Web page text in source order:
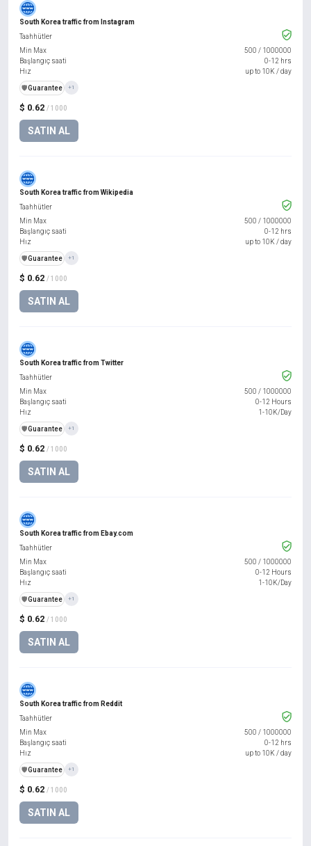
South Korea traffic from Instagram
$ 0.62 / 1000
SATIN AL
Taahhütler
Min Max
500 / 1000000
Başlangıç saati
0-12 hrs
Hız
up to 10K / day
️🛡️Guarantee +1
South Korea traffic from Wikipedia
$ 0.62 / 1000
SATIN AL
Taahhütler
Min Max
500 / 1000000
Başlangıç saati
0-12 hrs
Hız
up to 10K / day
️🛡️Guarantee +1
South Korea traffic from Twitter
$ 0.62 / 1000
SATIN AL
Taahhütler
Min Max
500 / 1000000
Başlangıç saati
0-12 Hours
Hız
1-10K/Day
️🛡️Guarantee +1
South Korea traffic from Ebay.com
$ 0.62 / 1000
SATIN AL
Taahhütler
Min Max
500 / 1000000
Başlangıç saati
0-12 Hours
Hız
1-10K/Day
️🛡️Guarantee +1
South Korea traffic from Reddit
$ 0.62 / 1000
SATIN AL
Taahhütler
Min Max
500 / 1000000
Başlangıç saati
0-12 hrs
Hız
up to 10K / day
️🛡️Guarantee +1